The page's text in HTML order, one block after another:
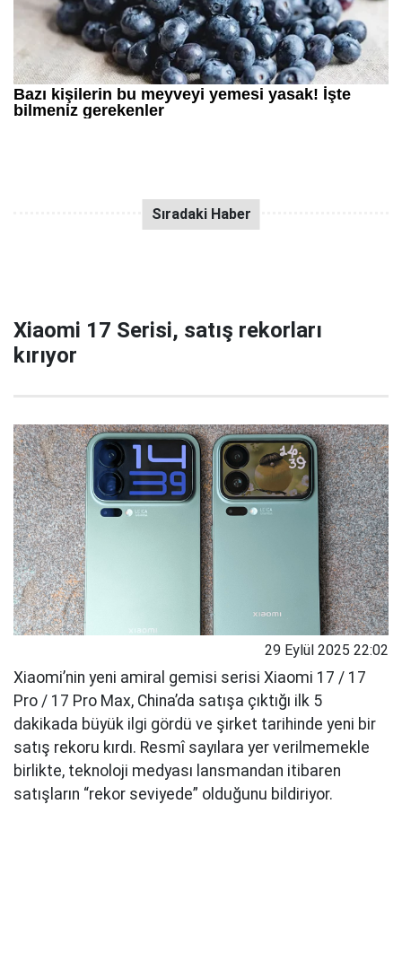
Xiaomi 17 Serisi, satış rekorları
kırıyor
29 Eylül 2025 22:02
Xiaomi’nin yeni amiral gemisi serisi Xiaomi 17 / 17
Pro / 17 Pro Max, China’da satışa çıktığı ilk 5
dakikada büyük ilgi gördü ve şirket tarihinde yeni bir
satış rekoru kırdı. Resmî sayılara yer verilmemekle
birlikte, teknoloji medyası lansmandan itibaren
satışların “rekor seviyede” olduğunu bildiriyor.